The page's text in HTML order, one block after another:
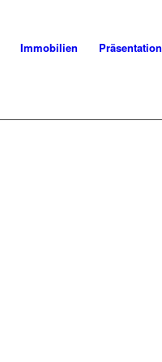
Immobilien Präsentation